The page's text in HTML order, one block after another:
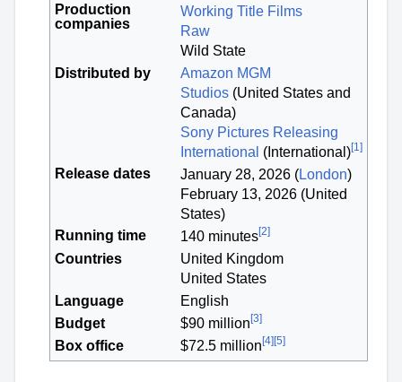
Production
companies
Working Title Films
Raw
Wild State
Distributed by
Amazon MGM
Studios (United States and
Canada)
Sony Pictures Releasing
International (International)[1]
Release dates January 28, 2026 (London)
February 13, 2026 (United
States)
Running time
140 minutes[2]
Countries
United Kingdom
United States
Language
English
Budget
$90 million [3]
Box office $72.5 million [4] [5]